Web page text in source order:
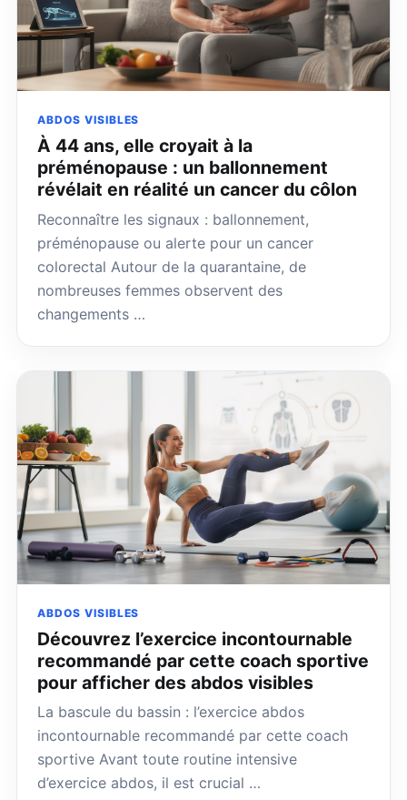
ABDOS VISIBLES
À 44 ans, elle croyait à la
préménopause : un ballonnement
révélait en réalité un cancer du côlon
Reconnaître les signaux : ballonnement,
préménopause ou alerte pour un cancer
colorectal Autour de la quarantaine, de
nombreuses femmes observent des
changements …
ABDOS VISIBLES
Découvrez l’exercice incontournable
recommandé par cette coach sportive
pour afficher des abdos visibles
La bascule du bassin : l’exercice abdos
incontournable recommandé par cette coach
sportive Avant toute routine intensive
d’exercice abdos, il est crucial …